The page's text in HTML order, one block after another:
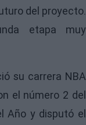
del proyecto.
etapa muy
su carrera NBA
el número 2 del
Año y disputó el